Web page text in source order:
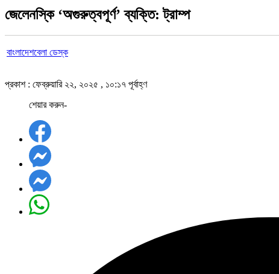
জেলেনস্কি ‘অগুরুত্বপূর্ণ’ ব্যক্তি: ট্রাম্প
বাংলাদেশবেলা ডেস্ক
প্রকাশ : ফেব্রুয়ারি ২২, ২০২৫ , ১০:১৭ পূর্বাহ্ণ
শেয়ার করুন-